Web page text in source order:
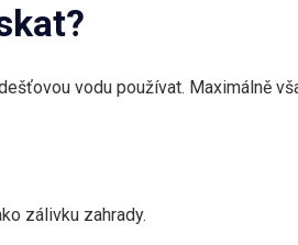
vodu používat. Maximálně
zálivku zahrady.